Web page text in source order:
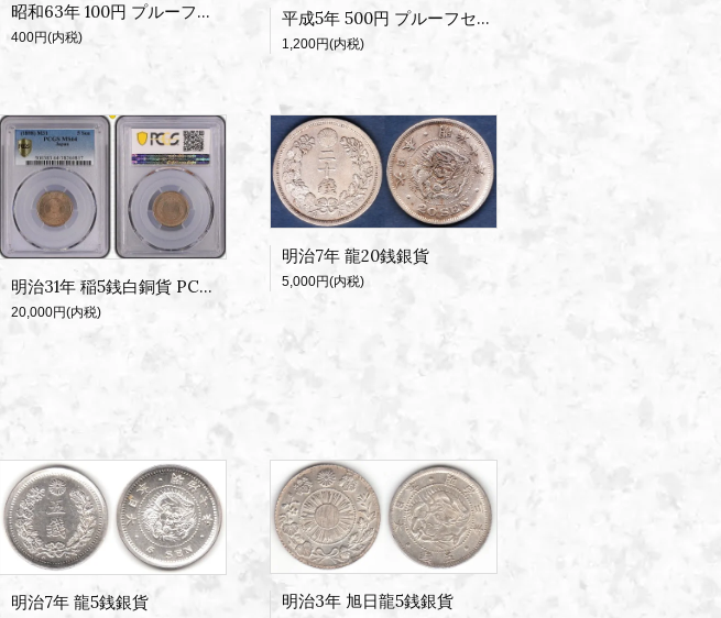
昭和63年 100円 プルーフセット出し
400円(内税)
平成5年 500円 プルーフセット出し
1,200円(内税)
明治31年 稲5銭白銅貨 PCGS MS64
20,000円(内税)
明治7年 龍20銭銀貨
5,000円(内税)
明治7年 龍5銭銀貨 明治3年 旭日龍5銭銀貨